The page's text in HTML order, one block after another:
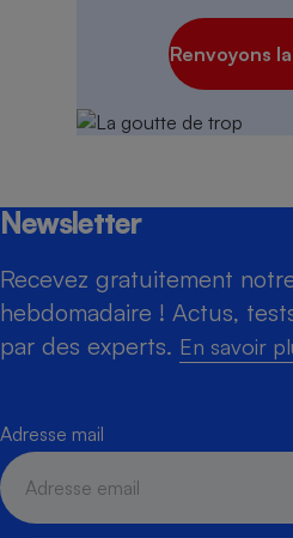
Renvoyons
Newsletter
Recevez gratuitement
hebdomadaire ! Actus,
par des experts. En savoir
Adresse mail